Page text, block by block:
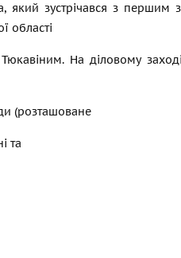
який зустрічався з першим
області
На діловому
(розташоване
та